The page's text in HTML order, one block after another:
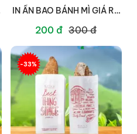
IN ẤN BAO BÁNH MÌ GIÁ RẺ
200 đ 300 đ
-33%